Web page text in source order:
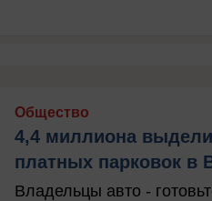
Общество
4,4 миллиона
платных парковок в
Владельцы авто -